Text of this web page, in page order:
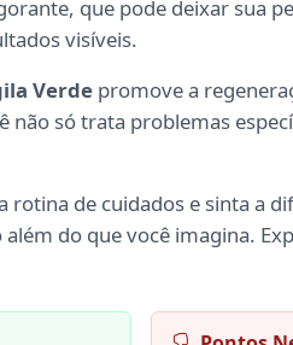
que pode deixar sua
visíveis.
Verde promove a
não só trata problemas
rotina de cuidados e sinta a
do que você imagina.